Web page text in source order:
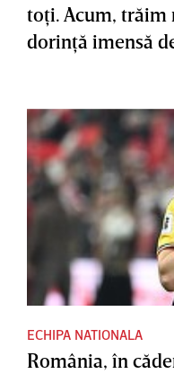
toţi. Acum, trăim
dorinţă imensă
ECHIPA NATIONALA
România, în